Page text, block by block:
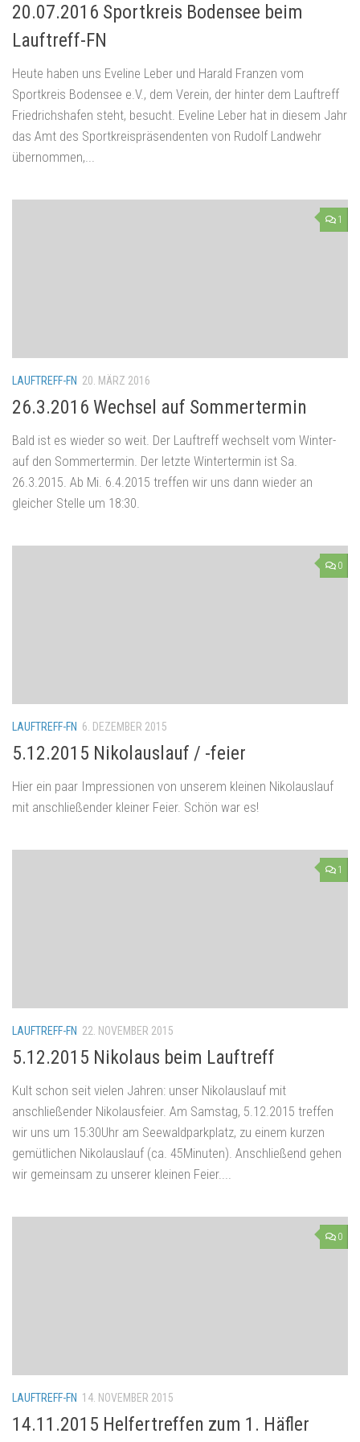
20.07.2016 Sportkreis Bodensee beim
Lauftreff-FN
Heute haben uns Eveline Leber und Harald Franzen vom
Sportkreis Bodensee e.V., dem Verein, der hinter dem Lauftreff
Friedrichshafen steht, besucht. Eveline Leber hat in diesem Jahr
das Amt des Sportkreispräsendenten von Rudolf Landwehr
übernommen,...
1
LAUFTREFF-FN 20. MÄRZ 2016
26.3.2016 Wechsel auf Sommertermin
Bald ist es wieder so weit. Der Lauftreff wechselt vom Winter-
auf den Sommertermin. Der letzte Wintertermin ist Sa.
26.3.2015. Ab Mi. 6.4.2015 treffen wir uns dann wieder an
gleicher Stelle um 18:30.
0
LAUFTREFF-FN 6. DEZEMBER 2015
5.12.2015 Nikolauslauf / -feier
Hier ein paar Impressionen von unserem kleinen Nikolauslauf
mit anschließender kleiner Feier. Schön war es!
1
LAUFTREFF-FN 22. NOVEMBER 2015
5.12.2015 Nikolaus beim Lauftreff
Kult schon seit vielen Jahren: unser Nikolauslauf mit
anschließender Nikolausfeier. Am Samstag, 5.12.2015 treffen
wir uns um 15:30Uhr am Seewaldparkplatz, zu einem kurzen
gemütlichen Nikolauslauf (ca. 45Minuten). Anschließend gehen
wir gemeinsam zu unserer kleinen Feier....
0
LAUFTREFF-FN 14. NOVEMBER 2015
14.11.2015 Helfertreffen zum 1. Häfler